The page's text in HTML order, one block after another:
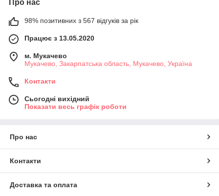
Про нас
98% позитивних з 567 відгуків за рік
Працює з 13.05.2020
м. Мукачево
Мукачево, Закарпатська область, Мукачево, Україна
Контакти
Сьогодні вихідний
Показати весь графік роботи
Про нас
Контакти
Доставка та оплата